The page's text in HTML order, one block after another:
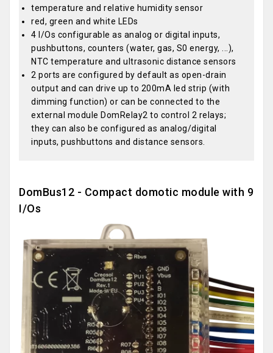
temperature and relative humidity sensor
red, green and white LEDs
4 I/Os configurable as analog or digital inputs,
pushbuttons, counters (water, gas, S0 energy, ...),
NTC temperature and ultrasonic distance sensors
2 ports are configured by default as open-drain
output and can drive up to 200mA led strip (with
dimming function) or can be connected to the
external module DomRelay2 to control 2 relays;
they can also be configured as analog/digital
inputs, pushbuttons and distance sensors.
DomBus12 - Compact domotic module with 9
I/Os